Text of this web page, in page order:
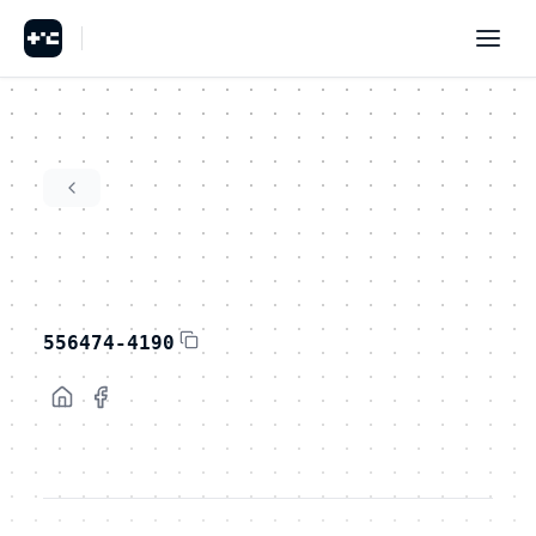
556474-4190